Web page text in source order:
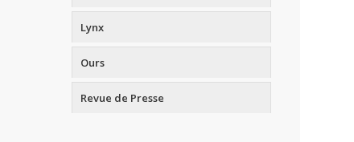
Lynx
Ours
Revue de Presse